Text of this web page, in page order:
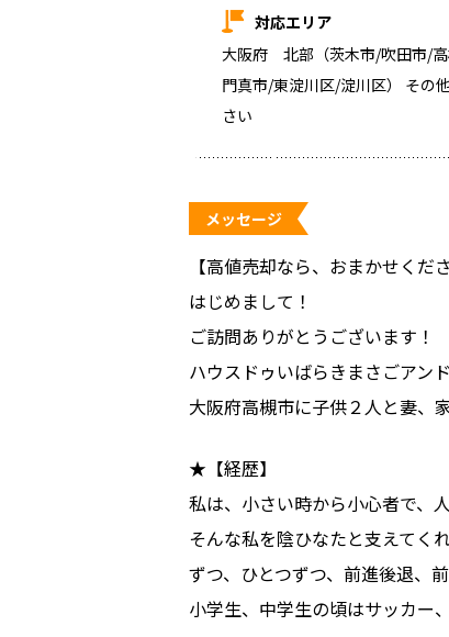
対応エリア
大阪府 北部（茨木市/吹田市/
門真市/東淀川区/淀川区） そ
さい
メッセージ
【高値売却なら、おまかせくだ
はじめまして！
ご訪問ありがとうございます！
ハウスドゥいばらきまさごアン
大阪府高槻市に子供２人と妻、
★【経歴】
私は、小さい時から小心者で、
そんな私を陰ひなたと支えてく
ずつ、ひとつずつ、前進後退、
小学生、中学生の頃はサッカー